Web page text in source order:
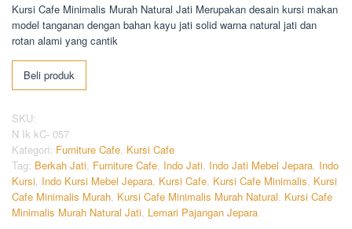
Kursi Cafe Minimalis Murah Natural Jati Merupakan desain kursi makan
model tanganan dengan bahan kayu jati solid warna natural jati dan
rotan alami yang cantik
Beli produk
SKU:
N Ik kC- 057
Kategori: Furniture Cafe Kursi Cafe
Tag: Berkah Jati Furniture Cafe Indo Jati Indo Jati Mebel Jepara Indo
Kursi Indo Kursi Mebel Jepara Kursi Cafe Kursi Cafe Minimalis Kursi
Cafe Minimalis Murah Kursi Cafe Minimalis Murah Natural Kursi Cafe
Minimalis Murah Natural Jati Lemari Pajangan Jepara